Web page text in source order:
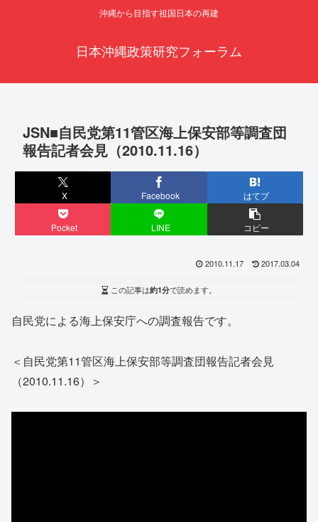
沖縄から目指す祖国日本の再建
日本沖縄政策研究フォーラム
JSN■自民党第11管区海上保安部等調査団
報告記者会見（2010.11.16）
X Facebook はてブ
Pocket LINE コピー
2010.11.17 2017.03.04
この記事は約1分で読めます。
自民党による海上保安庁への調査報告です。
＜自民党第11管区海上保安部等調査団報告記者会見
（2010.11.16）＞